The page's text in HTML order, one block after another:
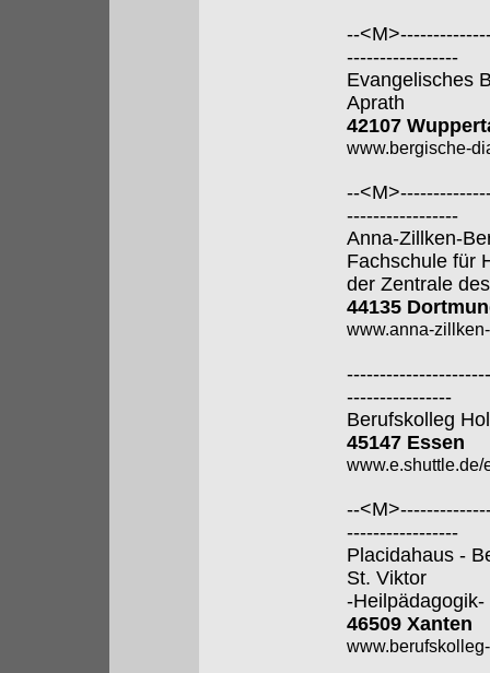
--
-----------------
Evangelisches
Aprath
42107
www.bergische-
--
-----------------
Anna-Zillken-
Fachschule für
der Zentrale
44135
www.anna-
----------------
Berufskolleg
45147 Essen
www.e.shuttle.de/
--
-----------------
Placidahaus -
St. Viktor
-Heilpädagogik-
46509 Xanten